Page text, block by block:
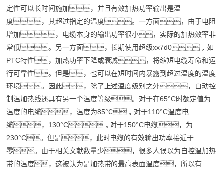
定性可以长时间施加，并且有效加热功率输出是温
度，其超过指定的温度。一方面，由于电阻
增加，电缆本身的输出功率很小，实际的加热效率非
常低。另一方面，长期使用超级xx7d0，如
PTC特性，加热功率下降或衰减，将缩短电缆寿命和运
行可靠性。但是，也可以在短时间内暴露到超过温度的温度
环境。因此，除了上述温度级别之外，自动控
制温加热线还具有另一个温度等级。对于在65°C时额定值为
温度的电缆，温度为85°C，对于110°C温度电
缆，130°C，对于150°C电缆，为
230°C。但是，此时电缆的有效输出功率接近于
零。由于相关文献数量少，很多人误以为自控温加热
带的温度，这被认为是加热带的最高表面温度，所以有